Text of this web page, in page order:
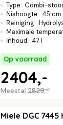
Type: Combi-
Nishoogte: 45 cm
Reiniging:
Maximale
Inhoud: 47 l
Op voorraad
Meestal 2829,-
2404,-
Miele DGC 7445